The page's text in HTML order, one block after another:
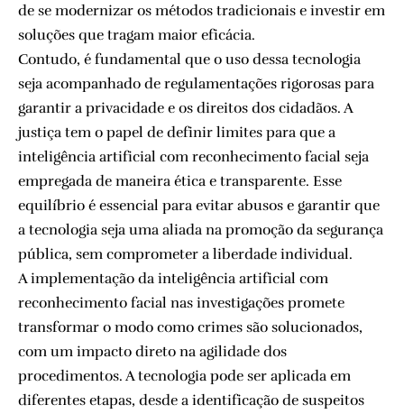
de se modernizar os métodos tradicionais e investir em
soluções que tragam maior eficácia.
Contudo, é fundamental que o uso dessa tecnologia
seja acompanhado de regulamentações rigorosas para
garantir a privacidade e os direitos dos cidadãos. A
justiça tem o papel de definir limites para que a
inteligência artificial com reconhecimento facial seja
empregada de maneira ética e transparente. Esse
equilíbrio é essencial para evitar abusos e garantir que
a tecnologia seja uma aliada na promoção da segurança
pública, sem comprometer a liberdade individual.
A implementação da inteligência artificial com
reconhecimento facial nas investigações promete
transformar o modo como crimes são solucionados,
com um impacto direto na agilidade dos
procedimentos. A tecnologia pode ser aplicada em
diferentes etapas, desde a identificação de suspeitos